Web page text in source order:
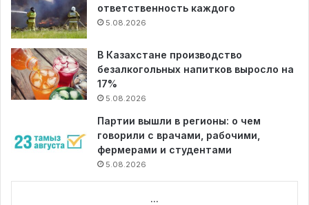
ответственность каждого
5.08.2026
В Казахстане производство
безалкогольных напитков выросло на
17%
5.08.2026
Партии вышли в регионы: о чем
говорили с врачами, рабочими,
фермерами и студентами
5.08.2026
...